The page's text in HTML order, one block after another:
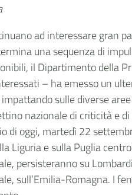
ad interessare gran
una sequenza di
il Dipartimento della
– ha emesso un
sulle diverse
nazionale di criticità e
di oggi, martedì 22
Liguria e sulla Puglia
persisteranno su
sull’Emilia-Romagna. I